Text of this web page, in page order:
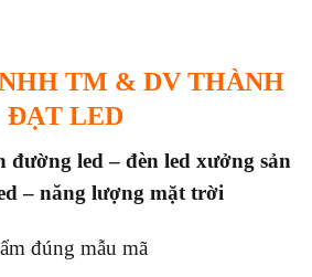
TM & DV THÀNH
ĐẠT LED
đường led – đèn led xưởng sản
– năng lượng mặt trời
đúng mẫu mã